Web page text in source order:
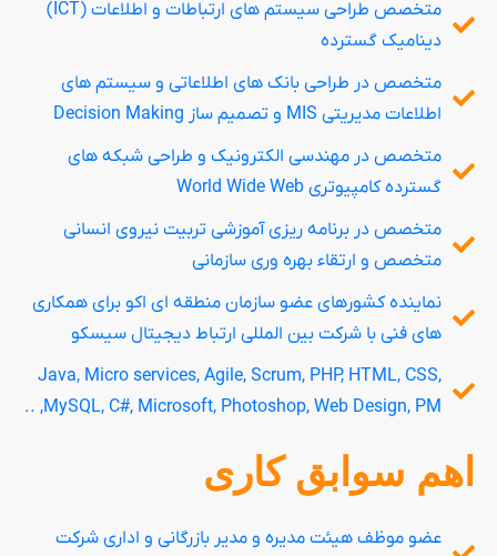
متخصص طراحی سیستم های ارتباطات و اطلاعات (ICT)
دینامیک گسترده
متخصص در طراحی بانک های اطلاعاتی و سیستم های
اطلاعات مدیریتی MIS و تصمیم ساز Decision Making
متخصص در مهندسی الکترونیک و طراحی شبکه های
گسترده کامپیوتری World Wide Web
متخصص در برنامه ریزی آموزشی تربیت نیروی انسانی
متخصص و ارتقاء بهره وری سازمانی
نماینده کشورهای عضو سازمان منطقه ای اکو برای همکاری
های فنی با شرکت بین المللی ارتباط دیجیتال سیسکو
Java, Micro services, Agile, Scrum, PHP, HTML, CSS,
MySQL, C#, Microsoft, Photoshop, Web Design, PM, ..
اهم سوابق کاری
عضو موظف هیئت مدیره و مدیر بازرگانی و اداری شرکت